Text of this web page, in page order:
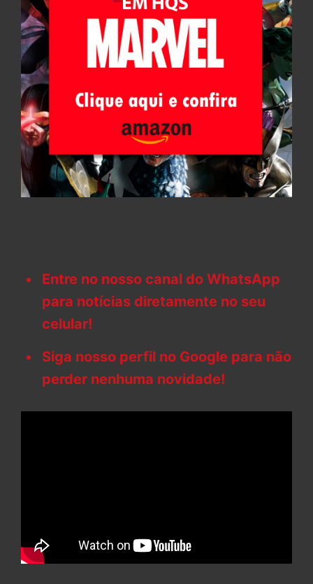
Entre no nosso canal do WhatsApp
para notícias diretamente no seu
celular!
Siga nosso perfil no Google para não
perder nenhuma novidade!